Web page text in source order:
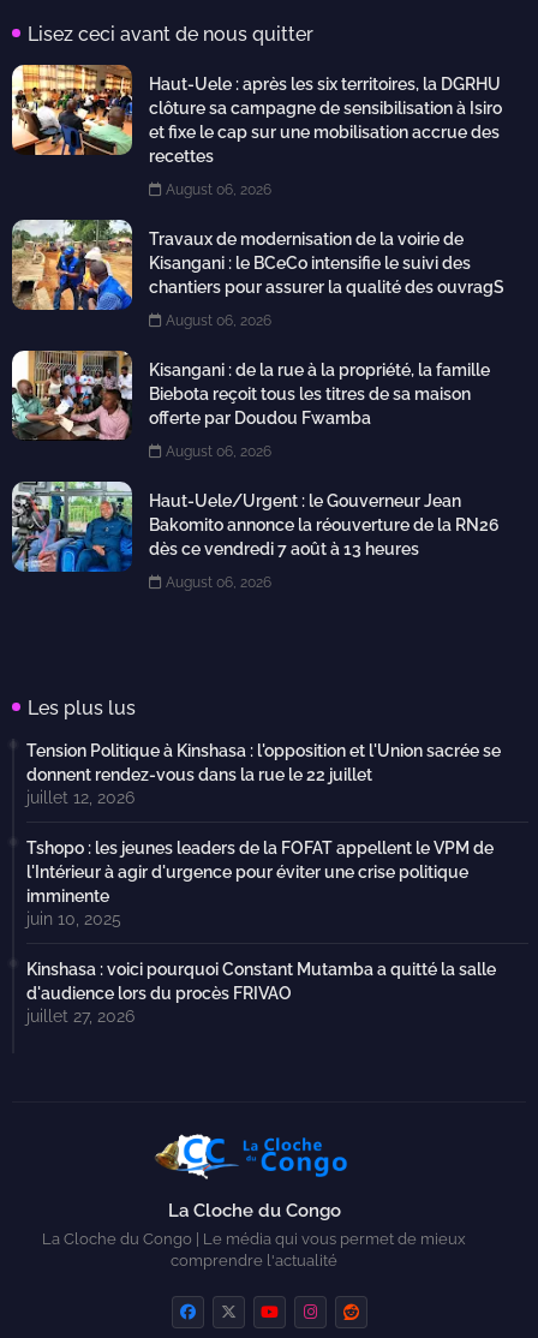
Lisez ceci avant de nous quitter
Haut-Uele : après les six territoires, la DGRHU
clôture sa campagne de sensibilisation à Isiro
et fixe le cap sur une mobilisation accrue des
recettes
August 06, 2026
Travaux de modernisation de la voirie de
Kisangani : le BCeCo intensifie le suivi des
chantiers pour assurer la qualité des ouvragS
August 06, 2026
Kisangani : de la rue à la propriété, la famille
Biebota reçoit tous les titres de sa maison
offerte par Doudou Fwamba
August 06, 2026
Haut-Uele/Urgent : le Gouverneur Jean
Bakomito annonce la réouverture de la RN26
dès ce vendredi 7 août à 13 heures
August 06, 2026
Les plus lus
Tension Politique à Kinshasa : l'opposition et l'Union sacrée se
donnent rendez-vous dans la rue le 22 juillet
juillet 12, 2026
Tshopo : les jeunes leaders de la FOFAT appellent le VPM de
l'Intérieur à agir d'urgence pour éviter une crise politique
imminente
juin 10, 2025
Kinshasa : voici pourquoi Constant Mutamba a quitté la salle
d'audience lors du procès FRIVAO
juillet 27, 2026
La Cloche du Congo
La Cloche du Congo | Le média qui vous permet de mieux
comprendre l'actualité